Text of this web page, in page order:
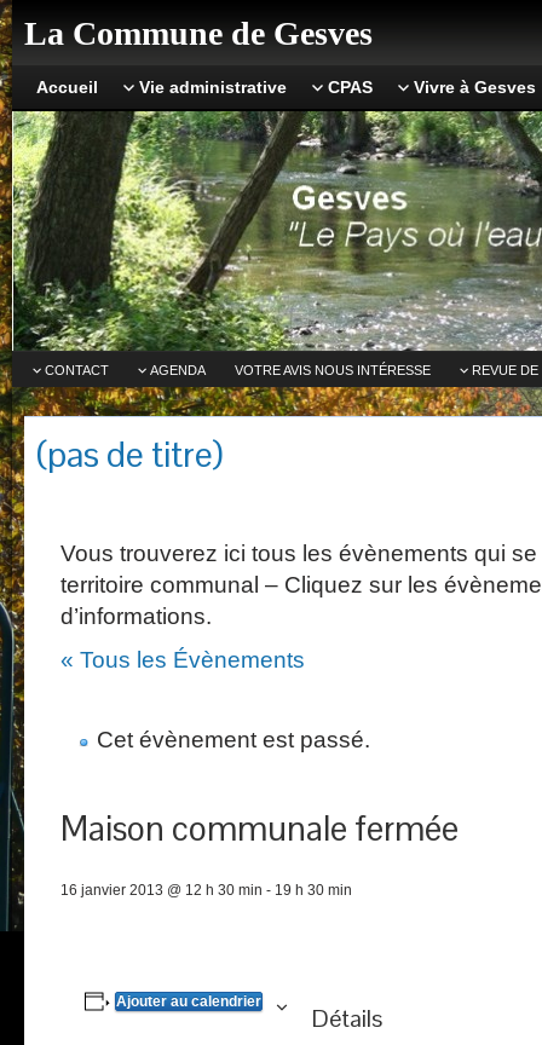
La Commune de Gesves
Accueil Vie administrative CPAS Vivre à Gesves
CONTACT AGENDA VOTRE AVIS NOUS INTÉRESSE REVUE DE
(pas de titre)
Vous trouverez ici tous les évènements qui
territoire communal – Cliquez sur les
d’informations.
« Tous les Évènements
Cet évènement est passé.
Maison communale fermée
16 janvier 2013 @ 12 h 30 min - 19 h 30 min
Ajouter au calendrier
Détails